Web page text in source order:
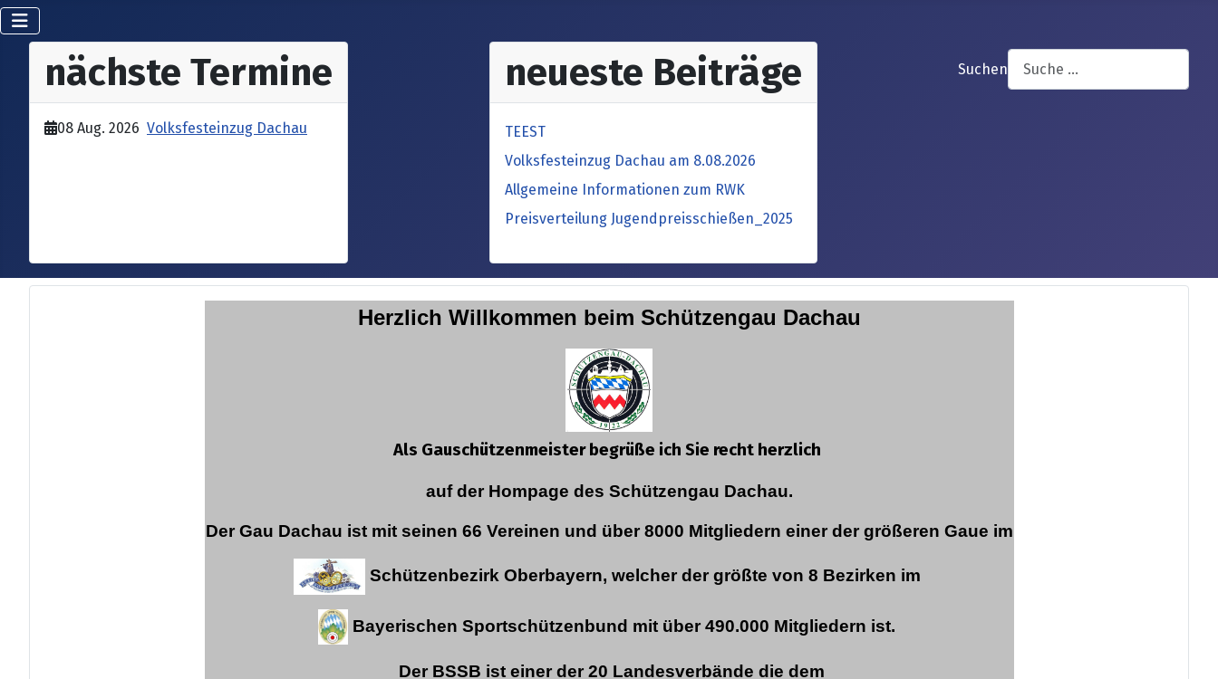
nächste Termine
08 Aug. 2026 Volksfesteinzug Dachau
neueste Beiträge
TEEST
Volksfesteinzug Dachau am 8.08.2026
Allgemeine Informationen zum RWK
Preisverteilung Jugendpreisschießen_2025
Suchen
Herzlich Willkommen beim Schützengau Dachau
Als Gauschützenmeister begrüße ich Sie recht herzlich
auf der Hompage des Schützengau Dachau.
Der Gau Dachau ist mit seinen 66 Vereinen und über 8000 Mitgliedern einer der größeren Gaue im
Schützenbezirk Oberbayern, welcher der größte von 8 Bezirken im
Bayerischen Sportschützenbund mit über 490.000 Mitgliedern ist.
Der BSSB ist einer der 20 Landesverbände die dem